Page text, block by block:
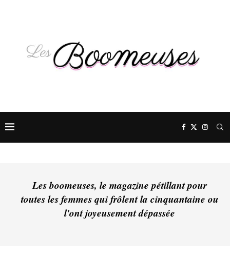
Les boomeuses, le magazine pétillant pour
toutes les femmes qui frôlent la cinquantaine ou
l'ont joyeusement dépassée